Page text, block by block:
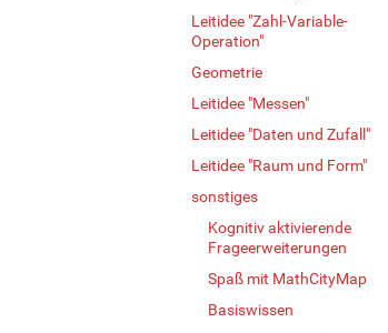
Leitidee "Zahl-Variable-
Operation"
Geometrie
Leitidee "Messen"
Leitidee "Daten und Zufall"
Leitidee "Raum und Form"
sonstiges
Kognitiv aktivierende
Frageerweiterungen
Spaß mit MathCityMap
Basiswissen